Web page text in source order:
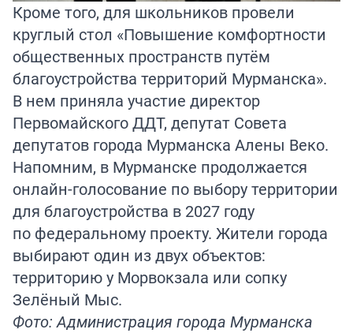
Кроме того, для школьников провели
круглый стол «Повышение комфортности
общественных пространств путём
благоустройства территорий Мурманска».
В нем приняла участие директор
Первомайского ДДТ, депутат Совета
депутатов города Мурманска Алены Веко.
Напомним, в Мурманске продолжается
онлайн-голосование по выбору территории
для благоустройства в 2027 году
по федеральному проекту. Жители города
выбирают один из двух объектов:
территорию у Морвокзала или сопку
Зелёный Мыс.
Фото: Администрация города Мурманска